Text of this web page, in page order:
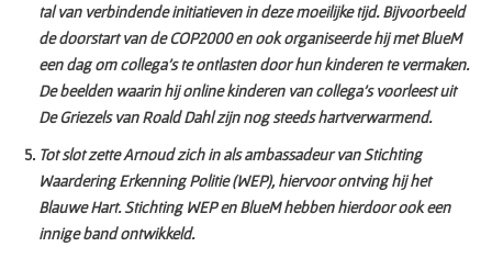
tal van verbindende initiatieven in deze moeilijke tijd. Bijvoorbeeld
de doorstart van de COP2000 en ook organiseerde hij met BlueM
een dag om collega’s te ontlasten door hun kinderen te vermaken.
De beelden waarin hij online kinderen van collega’s voorleest uit
De Griezels van Roald Dahl zijn nog steeds hartverwarmend.
Tot slot zette Arnoud zich in als ambassadeur van Stichting
Waardering Erkenning Politie (WEP), hiervoor ontving hij het
Blauwe Hart. Stichting WEP en BlueM hebben hierdoor ook een
innige band ontwikkeld.